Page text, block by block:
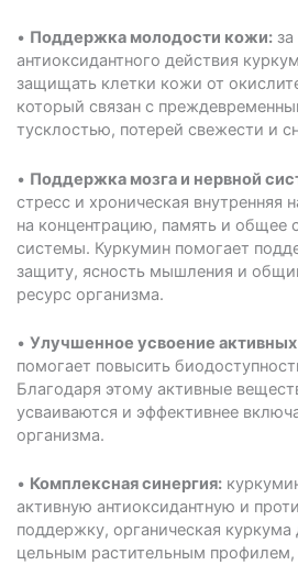
• Поддержка молодости кожи:за
антиоксидантного действия
защищать клетки кожи от
который связан с
тусклостью, потерей свежести и
• Поддержка мозга и нервной
стресс и хроническая внутренняя
на концентрацию, память и общее
системы. Куркумин помогает
защиту, ясность мышления и
ресурс организма.
• Улучшенное усвоение
помогает повысить
Благодаря этому активные
усваиваются и эффективнее
организма.
• Комплексная синергия:
активную антиоксидантную и
поддержку, органическая
цельным растительным профилем,